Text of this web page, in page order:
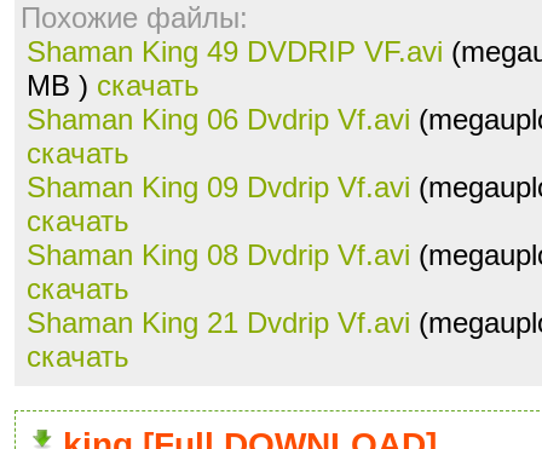
Похожие файлы:
Shaman King 49 DVDRIP VF.avi
MB ) скачать
Shaman King 06 Dvdrip Vf.avi
скачать
Shaman King 09 Dvdrip Vf.avi
скачать
Shaman King 08 Dvdrip Vf.avi
скачать
Shaman King 21 Dvdrip Vf.avi
скачать